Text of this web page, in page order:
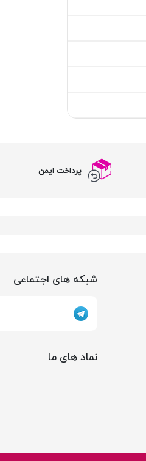
پرداخت ایمن
شبکه های اجتماعی
نماد های ما